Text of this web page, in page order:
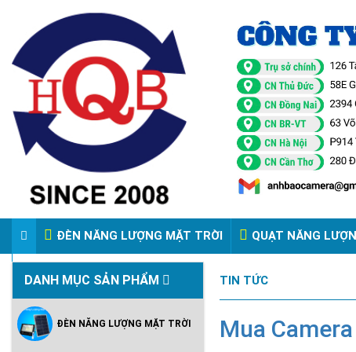
ĐÈN NĂNG LƯỢNG MẶT TRỜI QUẠT NĂNG
VIDEO ĐÈN PHA ĐIỆN 220V
DANH MỤC SẢN PHẨM
ĐÈN NĂNG LƯỢNG MẶT TRỜI
TIN TỨC
Mua